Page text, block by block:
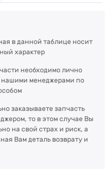
в данной таблице носит
характер
необходимо лично
нашими менеджерами по
заказываете запчасть
то в этом случае Вы
на свой страх и риск, а
Вам деталь возврату и